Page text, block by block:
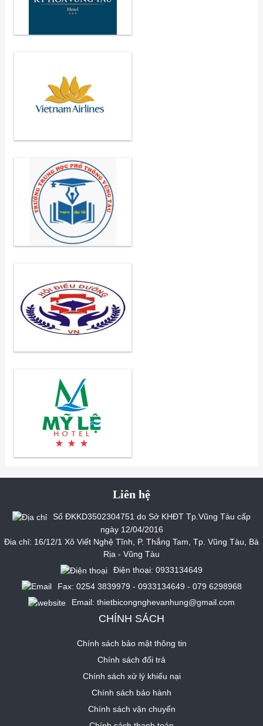
Liên hệ
Số ĐKKD3502304751 do Sở KHĐT Tp.Vũng Tàu cấp
ngày 12/04/2016
Đia chỉ: 16/12/1 Xô Viết Nghệ Tĩnh, P. Thắng Tam, Tp. Vũng Tàu, Bà
Rịa - Vũng Tàu
Điện thoại: 0933134649
Fax: 0254 3839979 - 0933134649 - 079 6298968
Email: thietbicongnghevanhung@gmail.com
CHÍNH SÁCH
Chính sách bảo mật thông tin
Chính sách đổi trả
Chính sách xử lý khiếu nại
Chính sách bảo hành
Chính sách vận chuyển